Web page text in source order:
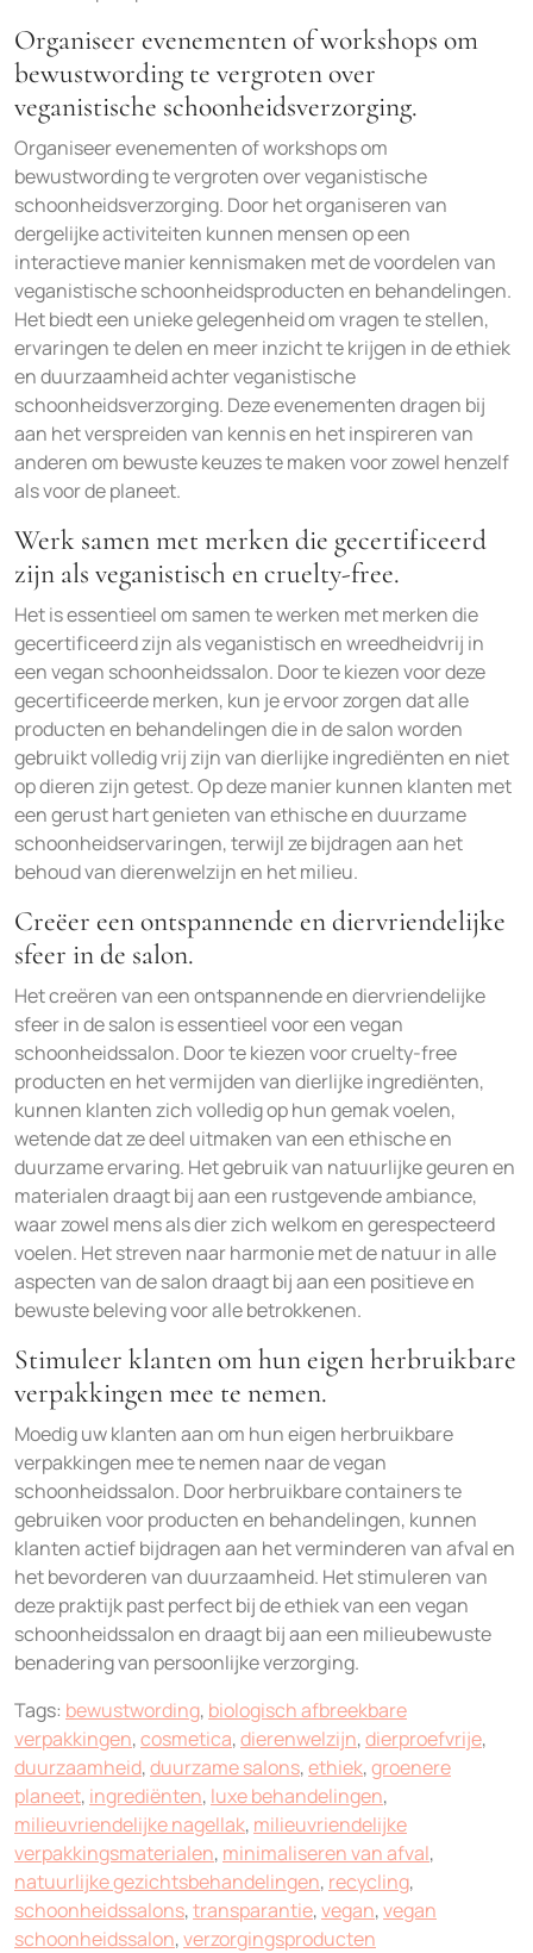
Organiseer evenementen of workshops om
bewustwording te vergroten over
veganistische schoonheidsverzorging.
Organiseer evenementen of workshops om
bewustwording te vergroten over veganistische
schoonheidsverzorging. Door het organiseren van
dergelijke activiteiten kunnen mensen op een
interactieve manier kennismaken met de voordelen van
veganistische schoonheidsproducten en behandelingen.
Het biedt een unieke gelegenheid om vragen te stellen,
ervaringen te delen en meer inzicht te krijgen in de ethiek
en duurzaamheid achter veganistische
schoonheidsverzorging. Deze evenementen dragen bij
aan het verspreiden van kennis en het inspireren van
anderen om bewuste keuzes te maken voor zowel henzelf
als voor de planeet.
Werk samen met merken die gecertificeerd
zijn als veganistisch en cruelty-free.
Het is essentieel om samen te werken met merken die
gecertificeerd zijn als veganistisch en wreedheidvrij in
een vegan schoonheidssalon. Door te kiezen voor deze
gecertificeerde merken, kun je ervoor zorgen dat alle
producten en behandelingen die in de salon worden
gebruikt volledig vrij zijn van dierlijke ingrediënten en niet
op dieren zijn getest. Op deze manier kunnen klanten met
een gerust hart genieten van ethische en duurzame
schoonheidservaringen, terwijl ze bijdragen aan het
behoud van dierenwelzijn en het milieu.
Creëer een ontspannende en diervriendelijke
sfeer in de salon.
Het creëren van een ontspannende en diervriendelijke
sfeer in de salon is essentieel voor een vegan
schoonheidssalon. Door te kiezen voor cruelty-free
producten en het vermijden van dierlijke ingrediënten,
kunnen klanten zich volledig op hun gemak voelen,
wetende dat ze deel uitmaken van een ethische en
duurzame ervaring. Het gebruik van natuurlijke geuren en
materialen draagt bij aan een rustgevende ambiance,
waar zowel mens als dier zich welkom en gerespecteerd
voelen. Het streven naar harmonie met de natuur in alle
aspecten van de salon draagt bij aan een positieve en
bewuste beleving voor alle betrokkenen.
Stimuleer klanten om hun eigen herbruikbare
verpakkingen mee te nemen.
Moedig uw klanten aan om hun eigen herbruikbare
verpakkingen mee te nemen naar de vegan
schoonheidssalon. Door herbruikbare containers te
gebruiken voor producten en behandelingen, kunnen
klanten actief bijdragen aan het verminderen van afval en
het bevorderen van duurzaamheid. Het stimuleren van
deze praktijk past perfect bij de ethiek van een vegan
schoonheidssalon en draagt bij aan een milieubewuste
benadering van persoonlijke verzorging.
Tags: bewustwording, biologisch afbreekbare
verpakkingen,cosmetica,dierenwelzijn,dierproefvrije,
duurzaamheid,duurzame salons,ethiek,groenere
planeet, ingrediënten, luxe behandelingen,
milieuvriendelijke nagellak, milieuvriendelijke
verpakkingsmaterialen, minimaliseren van afval,
natuurlijke gezichtsbehandelingen, recycling,
schoonheidssalons,transparantie,vegan,vegan
schoonheidssalon,verzorgingsproducten